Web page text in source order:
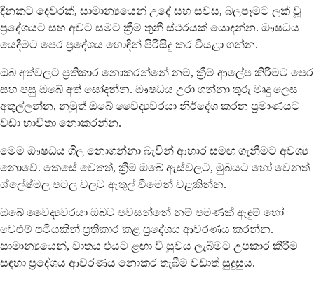
දිනකට දෙවරක්, සාමාන්‍යයෙන් උදේ සහ සවස, බලපෑමට ලක් වූ
ප්‍රදේශයට සහ අවට සමට ක්‍රීම් තුනී ස්ථරයක් යොදන්න. ඖෂධය
යෙදීමට පෙර ප්‍රදේශය හොඳින් පිරිසිදු කර වියළා ගන්න.
ඔබ අත්වලට ප්‍රතිකාර නොකරන්නේ නම්, ක්‍රීම් ආලේප කිරීමට පෙර
සහ පසු ඔබේ අත් සෝදන්න. ඖෂධය උරා ගන්නා තුරු මෘදු ලෙස
අතුල්ලන්න, නමුත් ඔබේ වෛද්‍යවරයා නිර්දේශ කරන ප්‍රමාණයට
වඩා භාවිතා නොකරන්න.
මෙම ඖෂධය ගිල නොගන්නා බැවින් ආහාර සමඟ ගැනීමට අවශ්‍ය
නොවේ. කෙසේ වෙතත්, ක්‍රීම් ඔබේ ඇස්වලට, මුඛයට හෝ වෙනත්
ශ්ලේෂ්මල පටල වලට ඇතුල් වීමෙන් වළකින්න.
ඔබේ වෛද්‍යවරයා ඔබට පවසන්නේ නම් පමණක් ඇඳුම් හෝ
වෙළුම් පටියකින් ප්‍රතිකාර කළ ප්‍රදේශය ආවරණය කරන්න.
සාමාන්‍යයෙන්, වාතය එයට ළඟා වී සුවය ලැබීමට උපකාර කිරීම
සඳහා ප්‍රදේශය ආවරණය නොකර තැබීම වඩාත් සුදුසුය.